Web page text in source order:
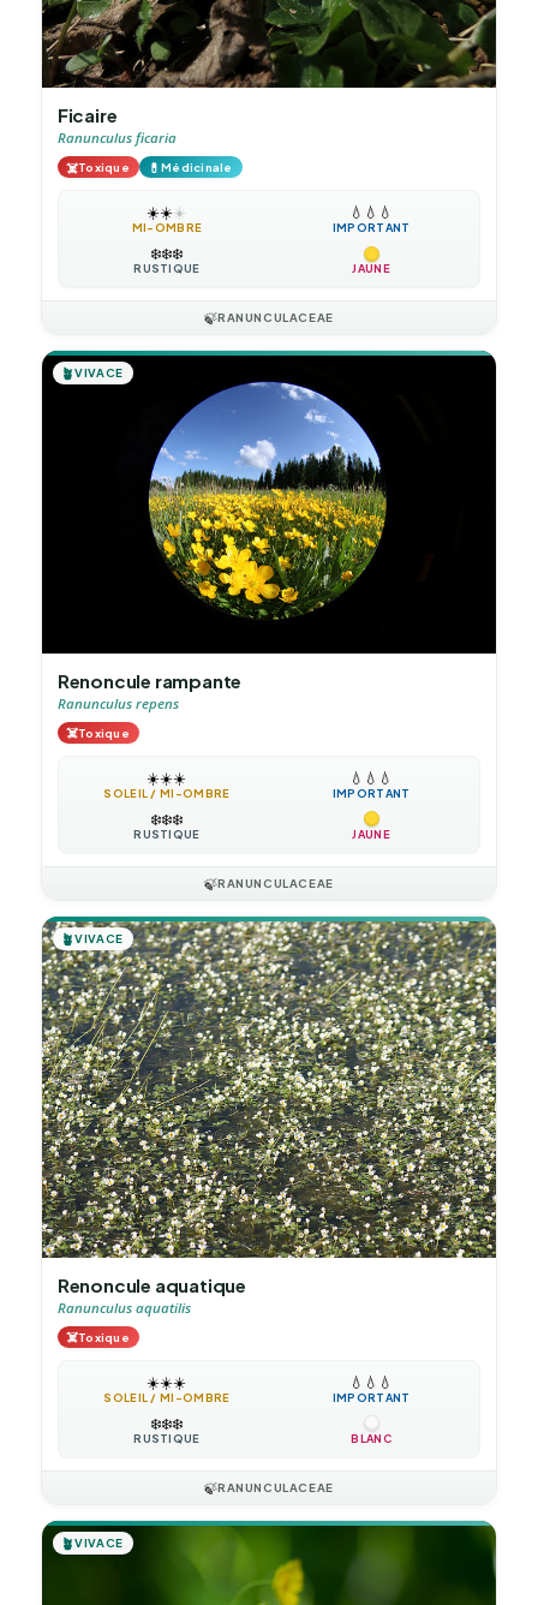
Ficaire
Ranunculus ficaria
☠️Toxique 💊Médicinale
☀️☀️☀️
MI-OMBRE
💧 💧 💧
IMPORTANT
❄️❄️❄️
RUSTIQUE JAUNE
🍃RANUNCULACEAE
🪴VIVACE
Renoncule rampante
Ranunculus repens
☠️Toxique
☀️☀️☀️
SOLEIL / MI-OMBRE
💧 💧 💧
IMPORTANT
❄️❄️❄️
RUSTIQUE JAUNE
🍃RANUNCULACEAE
🪴VIVACE
Renoncule aquatique
Ranunculus aquatilis
☠️Toxique
☀️☀️☀️
SOLEIL / MI-OMBRE
💧 💧 💧
IMPORTANT
❄️❄️❄️
RUSTIQUE BLANC
🍃RANUNCULACEAE
🪴VIVACE